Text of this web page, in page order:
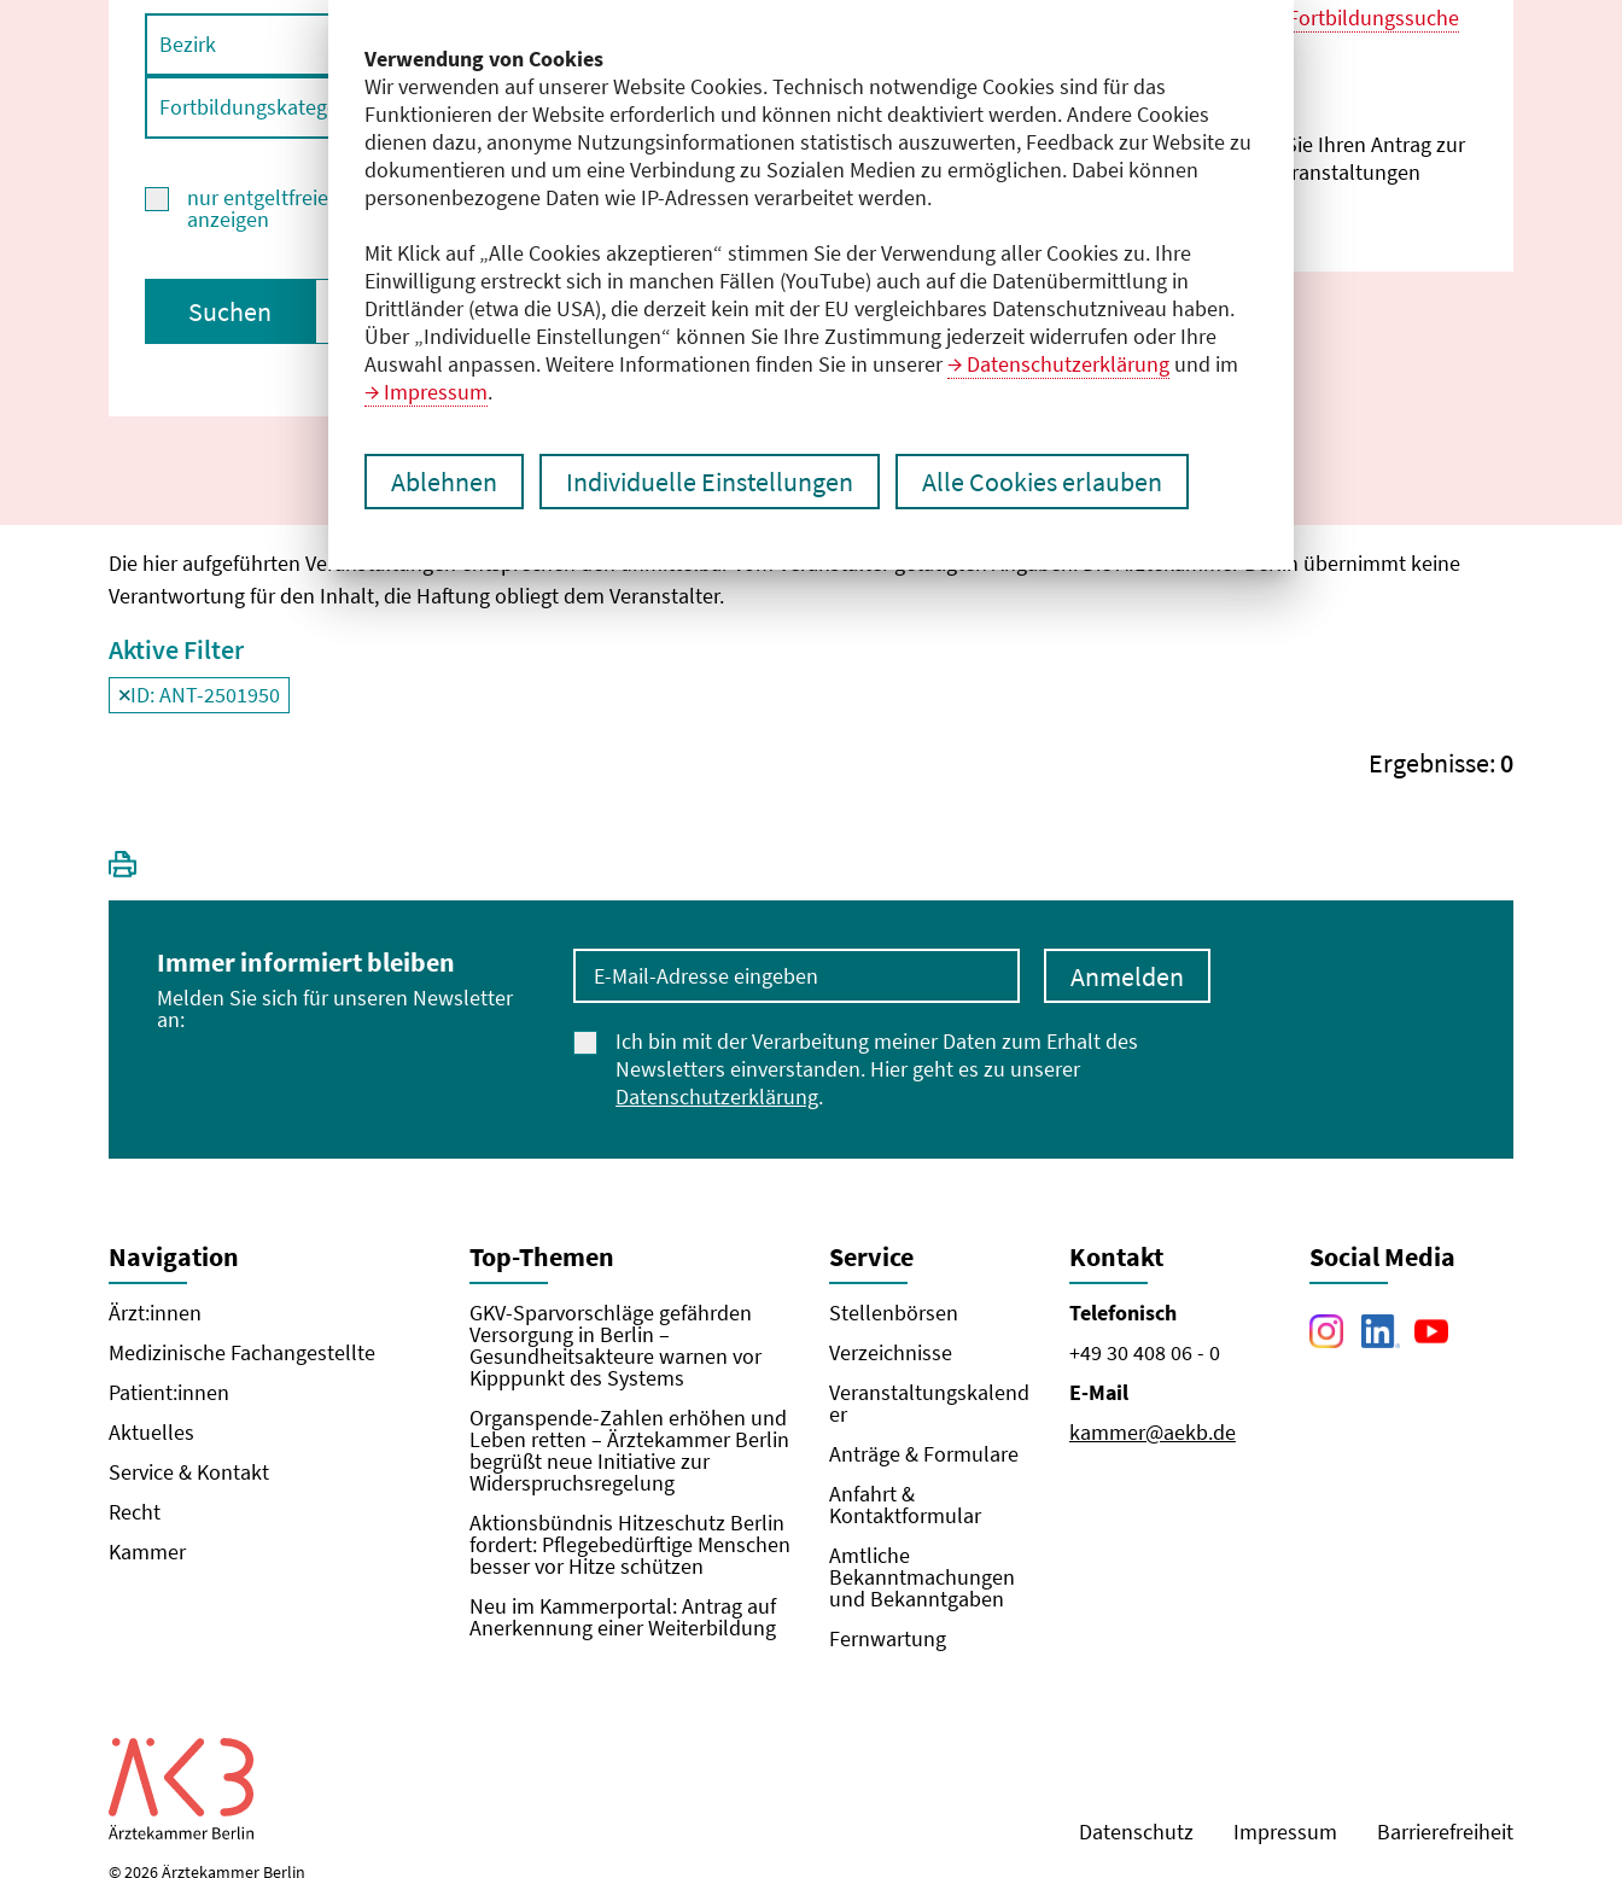
Verwendung von Cookies
Wir verwenden auf unserer Website Cookies. Technisch notwendige Cookies sind für das
Funktionieren der Website erforderlich und können nicht deaktiviert werden. Andere Cookies
dienen dazu, anonyme Nutzungsinformationen statistisch auszuwerten, Feedback zur Website zu
dokumentieren und um eine Verbindung zu Sozialen Medien zu ermöglichen. Dabei können
personenbezogene Daten wie IP-Adressen verarbeitet werden.
Mit Klick auf „Alle Cookies akzeptieren“ stimmen Sie der Verwendung aller Cookies zu. Ihre
Einwilligung erstreckt sich in manchen Fällen (YouTube) auch auf die Datenübermittlung in
Drittländer (etwa die USA), die derzeit kein mit der EU vergleichbares Datenschutzniveau haben.
Über „Individuelle Einstellungen“ können Sie Ihre Zustimmung jederzeit widerrufen oder Ihre
Auswahl anpassen. Weitere Informationen finden Sie in unserer
Datenschutzerklärung und im
Impressum.
Ablehnen Individuelle Einstellungen Alle Cookies erlauben
Bezirk
Fortbildungskategorie Fachgebiet
nur entgeltfreie Fortbildungen
anzeigen
Suchen Filter zurücksetzen Ergebnisse drucken
bundes­weiten Fortbildungs­suche
Sie sind Veranstalter?
Im
CME-Antragsportalkönnen Sie Ihren Antrag zur
Anerkennung von Fortbildungs­veranstaltungen
Die hier aufgeführten Veranstaltungen entsprechen den unmittelbar vom Veranstalter getätigten Angaben. Die Ärztekammer Berlin übernimmt keine
Verantwortung für den Inhalt, die Haftung obliegt dem Veranstalter.
Aktive Filter
Filter
ID: ANT-2501950
deaktivieren und Suchergebnisse neu laden
Ergebnisse:0
Immer informiert bleiben
Melden Sie sich für unseren Newsletter
an:
E-Mail-Adresse eingeben
Ich bin mit der Verarbeitung meiner Daten zum Erhalt des
Newsletters einverstanden. Hier geht es zu unserer
Datenschutzerklärung.
Anmelden
Navigation
Ärzt:innen
Medizinische Fachangestellte
Patient:innen
Aktuelles
Service & Kontakt
Recht
Kammer
Top-Themen
GKV-Sparvorschläge gefährden
Versorgung in Berlin –
Gesundheitsakteure warnen vor
Kipppunkt des Systems
Organspende-Zahlen erhöhen und
Leben retten – Ärztekammer Berlin
begrüßt neue Initiative zur
Widerspruchsregelung
Aktionsbündnis Hitzeschutz Berlin
fordert: Pflegebedürftige Menschen
besser vor Hitze schützen
Neu im Kammerportal: Antrag auf
Anerkennung einer Weiterbildung
Service
Stellenbörsen
Verzeichnisse
Veranstaltungskalend
er
Anträge & Formulare
Anfahrt &
Kontaktformular
Amtliche
Bekanntmachungen
und Bekanntgaben
Fernwartung
Kontakt
Telefonisch
+49 30 408 06 - 0
E-Mail
kammer@aekb.de
Social Media
Datenschutz Impressum Barrierefreiheit
© 2026 Ärztekammer Berlin